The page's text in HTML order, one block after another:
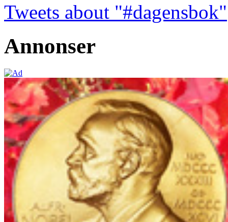
Tweets about "#dagensbok"
Annonser